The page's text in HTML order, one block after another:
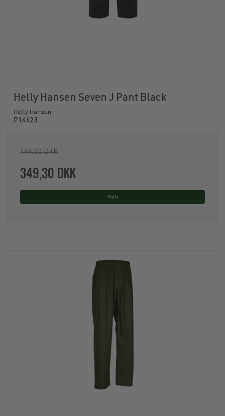
Helly Hansen Seven J Pant Black
Helly Hansen
P14423
499,00 DKK
349,30 DKK
Køb